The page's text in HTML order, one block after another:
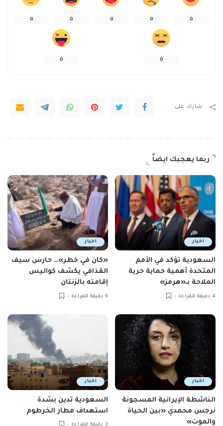
0
0
0
0
0
0
0
شارك على
ربما يعجبك ايضاً
اخبار
السعودية تؤكد في الأمم
المتحدة أهمية حماية حرية
الملاحة بـ«هرمز»
4 دقيقة للقراءة
اخبار
«كان في خطر»… حارس سيف
القذافي يكشف كواليس
إقامته بالزنتان
6 دقيقة للقراءة
اخبار
الناشطة الإيرانية المسجونة
نرجس محمدي «بين الحياة
والموت»
اخبار
السعودية تدين بشدة
استهداف مطار الخرطوم
3 دقيقة للقراءة